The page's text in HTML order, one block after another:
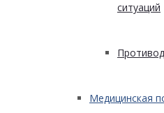
ситуаций
Медицинская